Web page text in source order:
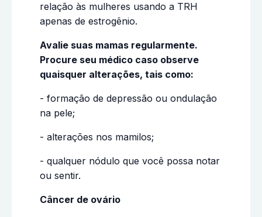
relação às mulheres usando a TRH
apenas de estrogênio.
Avalie suas mamas regularmente.
Procure seu médico caso observe
quaisquer alterações, tais como:
- formação de depressão ou ondulação
na pele;
- alterações nos mamilos;
- qualquer nódulo que você possa notar
ou sentir.
Câncer de ovário